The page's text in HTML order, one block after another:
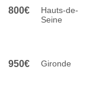
800€
Hauts-de-
Seine
950€ Gironde